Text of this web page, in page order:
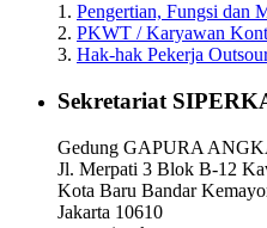
--END--
1. Pengertian, Fungsi dan
2. PKWT / Karyawan
3. Hak-hak Pekerja
Sekretariat
Gedung GAPURA
Jl. Merpati 3 Blok B-12
Kota Baru Bandar
Jakarta 10610